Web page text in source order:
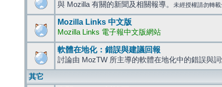
與 Mozilla 有關的新聞及相關報導。 未經授權請勿轉
Mozilla Links 中文版
Mozilla Links 電子報中文版網站
軟體在地化：錯誤與建議回報
討論由 MozTW 所主導的軟體在地化中的錯誤與
其它